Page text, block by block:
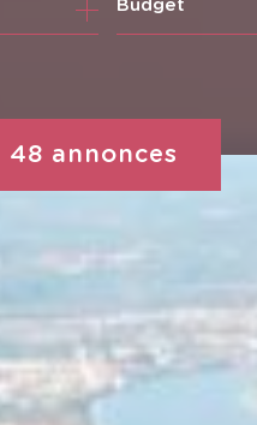
Budget
48 annonces